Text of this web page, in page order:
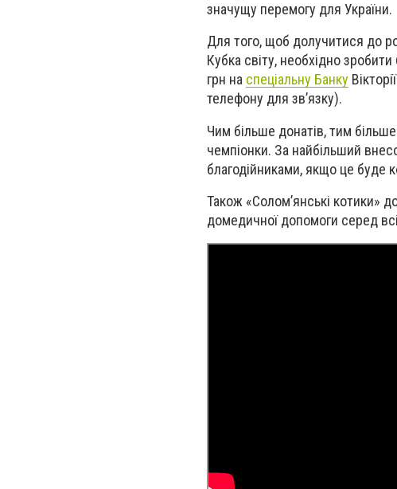
значущу перемогу для України.
Для того, щоб долучитися до
Кубка світу, необхідно
грн на спеціальну Банку
телефону для зв’язку).
Чим більше донатів, тим
чемпіонки. За найбільший
благодійниками, якщо це буде
Також «Солом’янські котики»
домедичної допомоги серед